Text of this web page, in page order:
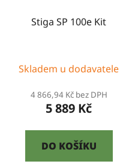
Stiga SP 100e Kit
Skladem u dodavatele
4 866,94 Kč bez DPH
5 889 Kč
DO KOŠÍKU